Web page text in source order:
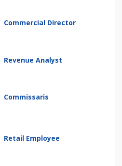
Commercial Director
Revenue Analyst
Commissaris
Retail Employee